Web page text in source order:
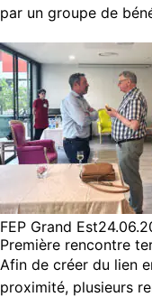
par un groupe de
FEP Grand Est
Première rencontre
Afin de créer du lien
proximité, plusieurs